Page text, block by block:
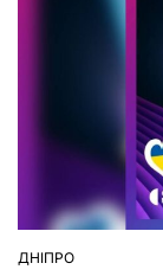
ОПУБЛІКУВАТИ
ДНІПРО